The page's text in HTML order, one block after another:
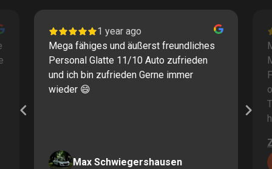
1 year ago
Mega fähiges und äußerst freundliches
Personal Glatte 11/10 Auto zufrieden
und ich bin zufrieden Gerne immer
wieder 😄
Max Schwiegershausen